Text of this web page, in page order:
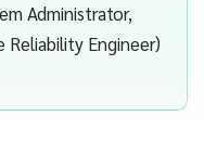
Administrator,
Reliability Engineer)